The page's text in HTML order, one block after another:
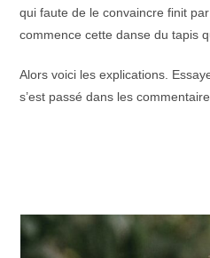
qui faute de le convaincre finit
commence cette danse du tapis
Alors voici les explications.
s’est passé dans les